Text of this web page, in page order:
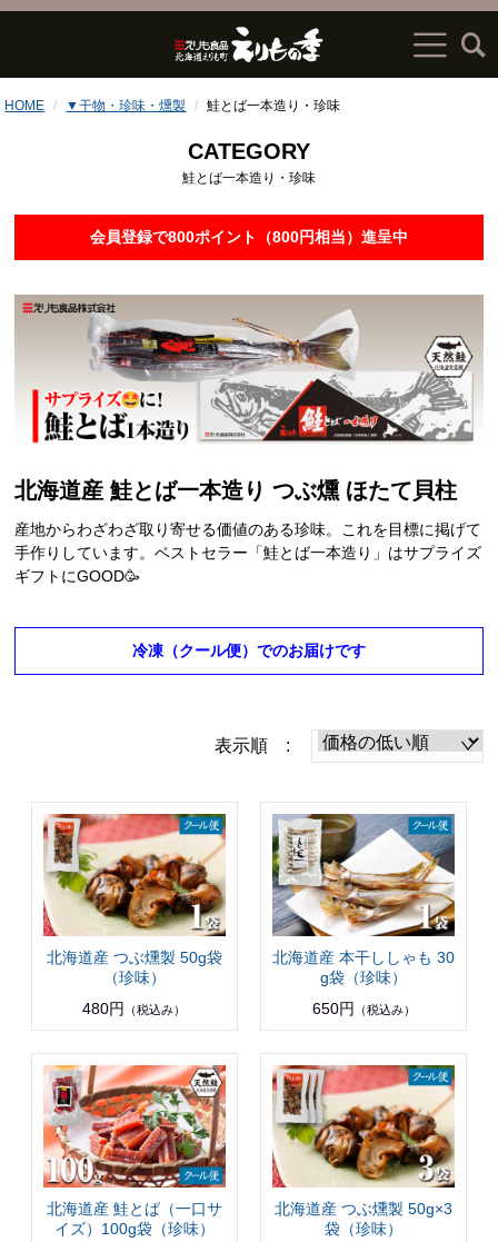
HOME ▼干物・珍味・燻製 鮭とば一本造り・珍味
CATEGORY
鮭とば一本造り・珍味
会員登録で800ポイント（800円相当）進呈中
北海道産 鮭とば一本造り つぶ燻 ほたて貝柱
産地からわざわざ取り寄せる価値のある珍味。これを目標に掲げて
手作りしています。ベストセラー「鮭とば一本造り」はサプライズ
ギフトにGOOD🥳
冷凍（クール便）でのお届けです
表示順 :
北海道産 つぶ燻製 50g袋
（珍味）
480円
（税込み）
北海道産 本干ししゃも 30
g袋（珍味）
650円
（税込み）
北海道産 鮭とば（一口サ
イズ）100g袋（珍味）
北海道産 つぶ燻製 50g×3
袋（珍味）